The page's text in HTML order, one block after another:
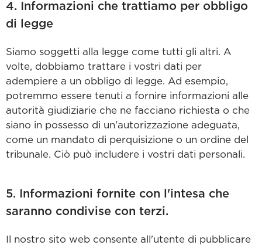
4. Informazioni che trattiamo per obbligo
di legge
Siamo soggetti alla legge come tutti gli altri. A
volte, dobbiamo trattare i vostri dati per
adempiere a un obbligo di legge. Ad esempio,
potremmo essere tenuti a fornire informazioni alle
autorità giudiziarie che ne facciano richiesta o che
siano in possesso di un'autorizzazione adeguata,
come un mandato di perquisizione o un ordine del
tribunale. Ciò può includere i vostri dati personali.
5. Informazioni fornite con l'intesa che
saranno condivise con terzi.
Il nostro sito web consente all'utente di pubblicare